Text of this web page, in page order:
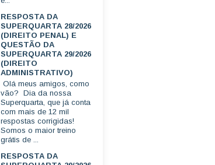
RESPOSTA DA
SUPERQUARTA 28/2026
(DIREITO PENAL) E
QUESTÃO DA
SUPERQUARTA 29/2026
(DIREITO
ADMINISTRATIVO)
Olá meus amigos, como
vão? Dia da nossa
Superquarta, que já conta
com mais de 12 mil
respostas corrigidas!
Somos o maior treino
grátis de ...
RESPOSTA DA